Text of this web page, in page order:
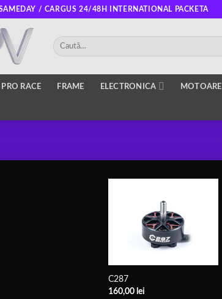
/ CARGUS 24/48H INTERNATIONAL PACKETA
Caută
după:
PRO RACE FRAME ELECTRONICA MOTOARE
C287
160,00 lei